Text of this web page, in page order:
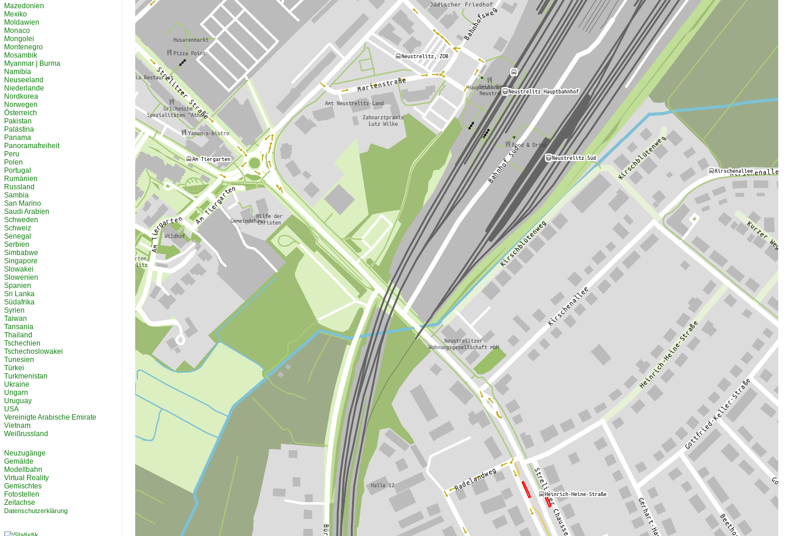
Mazedonien
Mexiko
Moldawien
Monaco
Mongolei
Montenegro
Mosambik
Myanmar | Burma
Namibia
Neuseeland
Niederlande
Nordkorea
Norwegen
Österreich
Pakistan
Palästina
Panama
Panoramafreiheit
Peru
Polen
Portugal
Rumänien
Russland
Sambia
San Marino
Saudi Arabien
Schweden
Schweiz
Senegal
Serbien
Simbabwe
Singapore
Slowakei
Slowenien
Spanien
Sri Lanka
Südafrika
Syrien
Taiwan
Tansania
Thailand
Tschechien
Tschechoslowakei
Tunesien
Türkei
Turkmenistan
Ukraine
Ungarn
Uruguay
USA
Vereinigte Arabische Emirate
Vietnam
Weißrussland
Neuzugänge
Gemälde
Modellbahn
Virtual Reality
Gemischtes
Fotostellen
Zeitachse
Datenschutzerklärung